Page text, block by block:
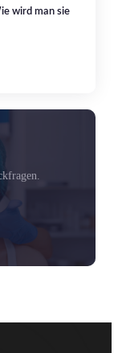
wird man sie